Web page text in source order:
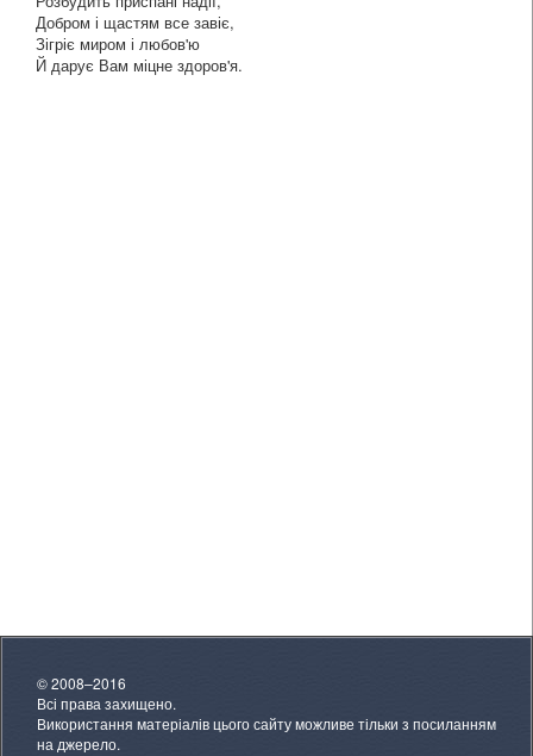
Добром і щастям все завіє,
Зігріє миром і любов'ю
Й дарує Вам міцне здоров'я.
© 2008–2016
Всі права захищено.
Використання матеріалів цього сайту можливе тільки з посиланням
на джерело.